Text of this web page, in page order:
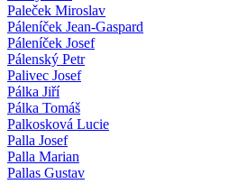
Paleček Miroslav
Páleníček Jean-Gaspard
Páleníček Josef
Pálenský Petr
Palivec Josef
Pálka Jiří
Pálka Tomáš
Palkosková Lucie
Palla Josef
Palla Marian
Pallas Gustav